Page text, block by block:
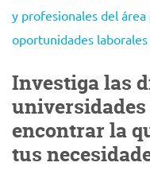
y profesionales del
oportunidades
Investiga las
encontrar la
tus